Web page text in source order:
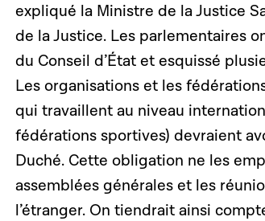
expliqué la Ministre de la Justice
de la Justice. Les parlementaires
du Conseil d’État et esquissé
Les organisations et les
qui travaillent au niveau
fédérations sportives) devraient
Duché. Cette obligation ne les
assemblées générales et les
l’étranger. On tiendrait ainsi